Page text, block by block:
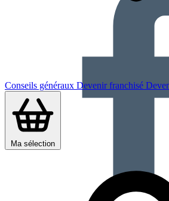
Conseils généraux Devenir franchisé
Ma sélection